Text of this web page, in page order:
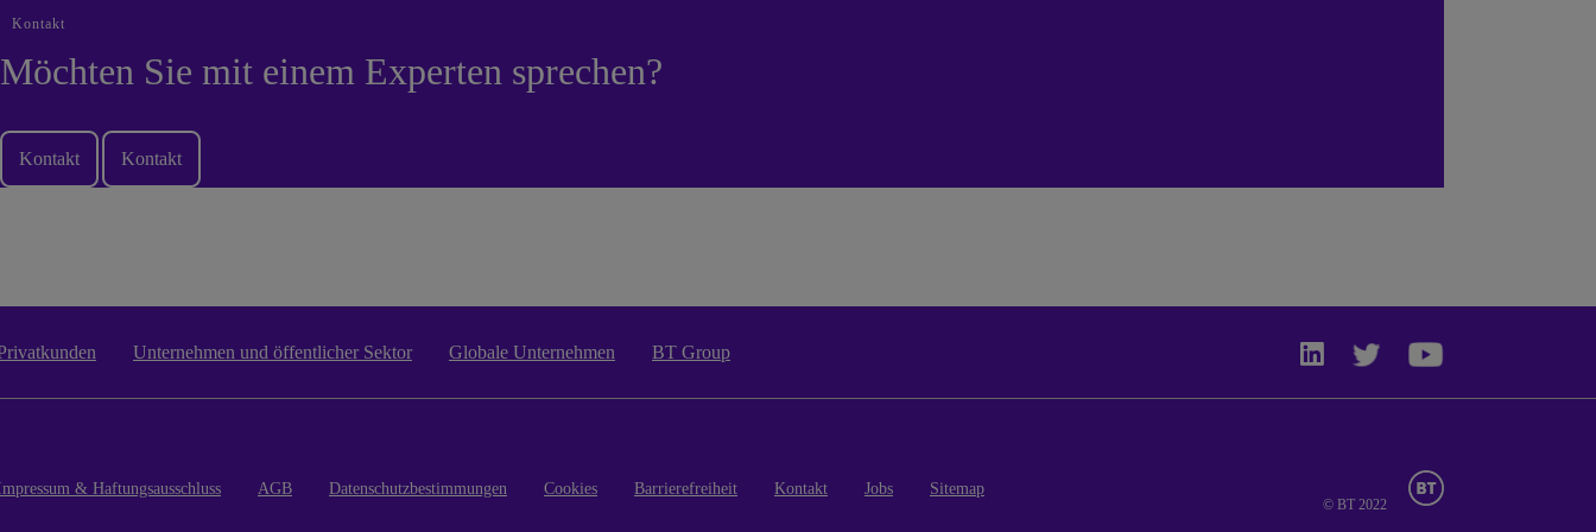
Kontakt
Möchten Sie mit einem Experten sprechen?
Kontakt Kontakt
Unternehmen und öffentlicher Sektor Globale Unternehmen BT Group
& Haftungsausschluss AGB Datenschutzbestimmungen Cookies Barrierefreiheit Kontakt Jobs Sitemap
© BT 2022